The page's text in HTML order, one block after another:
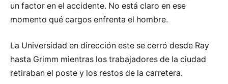
un factor en el accidente. No está claro en ese
momento qué cargos enfrenta el hombre.
La Universidad en dirección este se cerró desde Ray
hasta Grimm mientras los trabajadores de la ciudad
retiraban el poste y los restos de la carretera.